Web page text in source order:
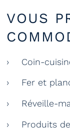
VOUS
Coin-
Fer et
Réveille-
Produits